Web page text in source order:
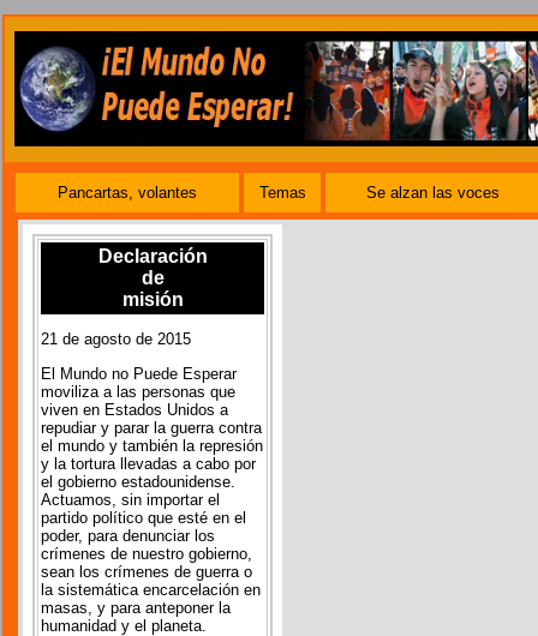
Pancartas, volantes Temas Se alzan las voces
Declaración
de
misión
21 de agosto de 2015
El Mundo no Puede Esperar
moviliza a las personas que
viven en Estados Unidos a
repudiar y parar la guerra contra
el mundo y también la represión
y la tortura llevadas a cabo por
el gobierno estadounidense.
Actuamos, sin importar el
partido político que esté en el
poder, para denunciar los
crímenes de nuestro gobierno,
sean los crímenes de guerra o
la sistemática encarcelación en
masas, y para anteponer la
humanidad y el planeta.